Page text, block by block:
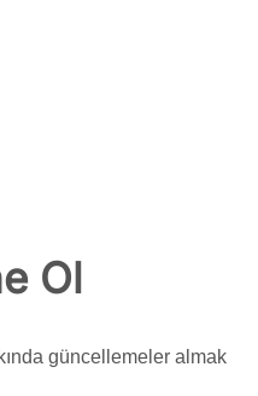
Ol
güncellemeler almak